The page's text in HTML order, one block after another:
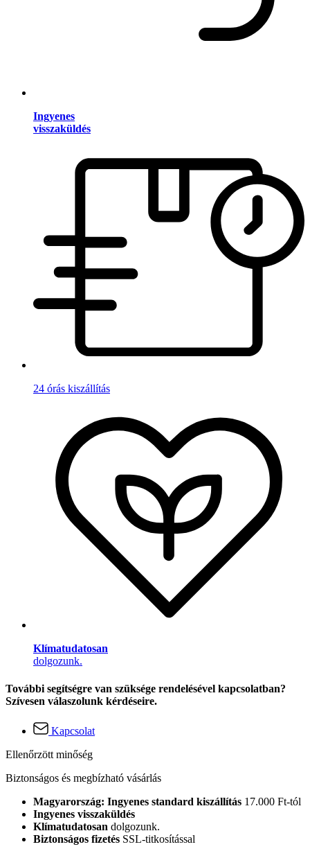
Ingyenes
visszaküldés
24 órás kiszállítás
Klímatudatosan
dolgozunk.
További segítségre van szüksége rendelésével kapcsolatban?
Szívesen válaszolunk kérdéseire.
Kapcsolat
Ellenőrzött minőség
Biztonságos és megbízható vásárlás
Magyarország: Ingyenes standard kiszállítás 17.000 Ft-tól
Ingyenes visszaküldés
Klímatudatosan dolgozunk.
Biztonságos fizetés SSL-titkosítással